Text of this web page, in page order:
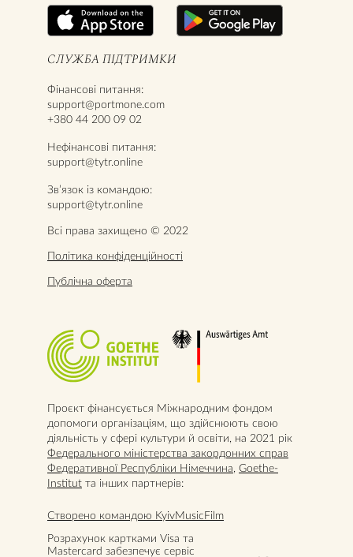
СЛУЖБА ПІДТРИМКИ
Фінансові питання:
support@portmone.com
+380 44 200 09 02
Нефінансові питання:
support@tytr.online
Звʼязок із командою:
support@tytr.online
Всі права захищено © 2022
Політика конфіденційності
Публічна оферта
Проєкт фінансується Міжнародним фондом
допомоги організаціям, що здійснюють свою
діяльність у сфері культури й освіти, на 2021 рік
Федерального міністерства закордонних справ
Федеративної Республіки Німеччина Goethe-
Institut та інших партнерів:
Створено командою KyivMusicFilm
Розрахунок картками Visa та
Mastercard забезпечує сервіс